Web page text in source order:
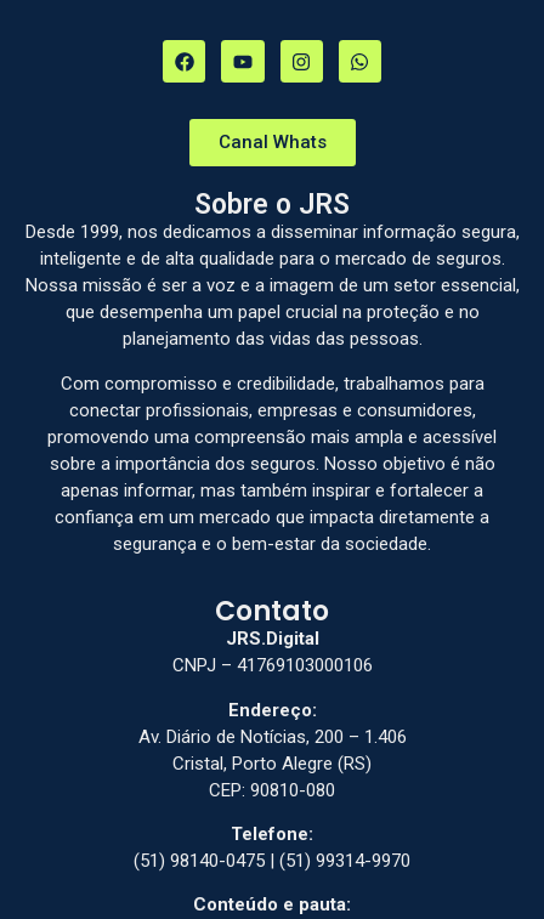
Canal Whats
Sobre o JRS
Desde 1999, nos dedicamos a disseminar informação segura,
inteligente e de alta qualidade para o mercado de seguros.
Nossa missão é ser a voz e a imagem de um setor essencial,
que desempenha um papel crucial na proteção e no
planejamento das vidas das pessoas.
Com compromisso e credibilidade, trabalhamos para
conectar profissionais, empresas e consumidores,
promovendo uma compreensão mais ampla e acessível
sobre a importância dos seguros. Nosso objetivo é não
apenas informar, mas também inspirar e fortalecer a
confiança em um mercado que impacta diretamente a
segurança e o bem-estar da sociedade.
Contato
JRS.Digital
CNPJ – 41769103000106
Endereço:
Av. Diário de Notícias, 200 – 1.406
Cristal, Porto Alegre (RS)
CEP: 90810-080
Telefone:
(51) 98140-0475 | (51) 99314-9970
Conteúdo e pauta: